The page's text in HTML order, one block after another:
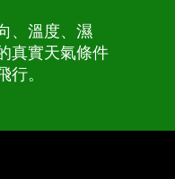
、溫度、濕
真實天氣條件
。